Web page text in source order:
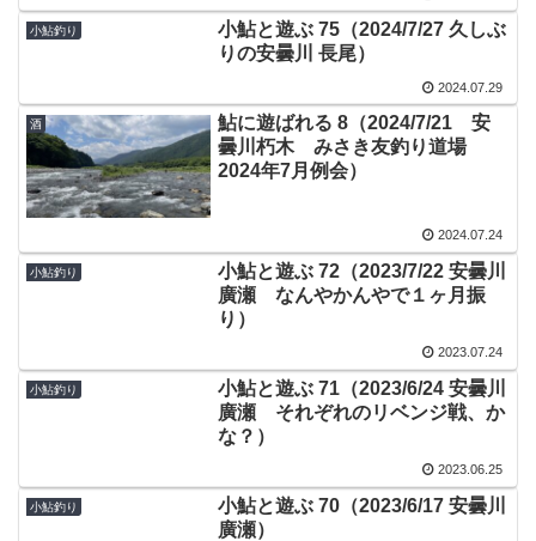
小鮎釣り
小鮎と遊ぶ 75（2024/7/27 久しぶ
りの安曇川 長尾）
2024.07.29
酒
鮎に遊ばれる 8（2024/7/21 安
曇川朽木 みさき友釣り道場
2024年7月例会）
2024.07.24
小鮎釣り
小鮎と遊ぶ 72（2023/7/22 安曇川
廣瀬 なんやかんやで１ヶ月振
り）
2023.07.24
小鮎釣り
小鮎と遊ぶ 71（2023/6/24 安曇川
廣瀬 それぞれのリベンジ戦、か
な？）
2023.06.25
小鮎釣り
小鮎と遊ぶ 70（2023/6/17 安曇川
廣瀬）